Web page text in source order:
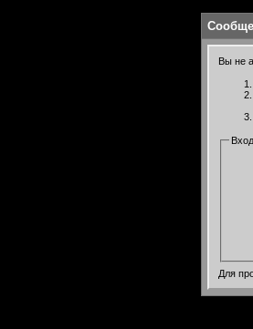
Вы не
Вход
Для